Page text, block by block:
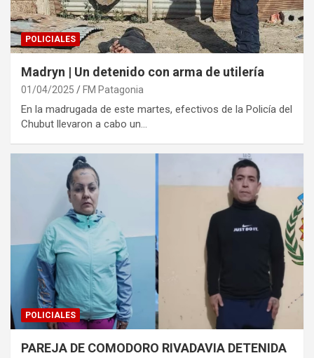
POLICIALES
Madryn | Un detenido con arma de utilería
01/04/2025 FM Patagonia
En la madrugada de este martes, efectivos de la Policía del
Chubut llevaron a cabo un…
POLICIALES
PAREJA DE COMODORO RIVADAVIA DETENIDA